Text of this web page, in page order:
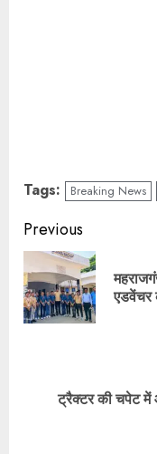
Tags: Breaking News
Continue
Reading
Previous
एडवेंचर
Nextट्रैक्टर की चपेट